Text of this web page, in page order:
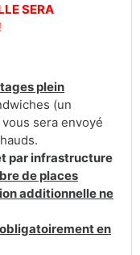
SERA
plein
(un
sera envoyé
par infrastructure
de places
additionnelle ne
obligatoirement en